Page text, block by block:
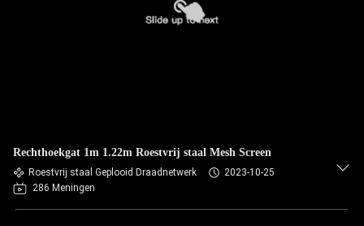
Rechthoekgat 1m 1.22m Roestvrij staal Mesh Screen
Roestvrij staal Geplooid Draadnetwerk
2023-10-25
286 Meningen